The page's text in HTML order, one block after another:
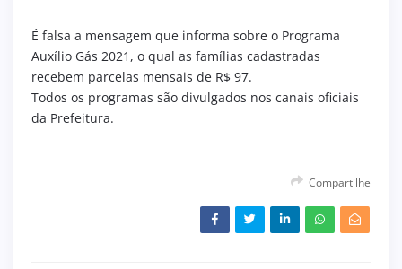
É falsa a mensagem que informa sobre o Programa
Auxílio Gás 2021, o qual as famílias cadastradas
recebem parcelas mensais de R$ 97.
Todos os programas são divulgados nos canais oficiais
da Prefeitura.
Compartilhe